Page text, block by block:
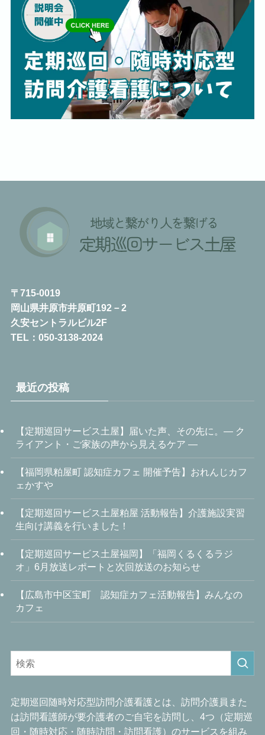
〒715-0019
岡山県井原市井原町192－2
久安セントラルビル2F
TEL：050-3138-2024
最近の投稿
【定期巡回サービス土屋】届いた声、その先に。― ク
ライアント・ご家族の声から見えるケア ―
【福岡県粕屋町 認知症カフェ 開催予告】おれんじカフ
ェかすや
【定期巡回サービス土屋粕屋 活動報告】介護施設実習
生向け講義を行いました！
【定期巡回サービス土屋福岡】「福岡くるくるラジ
オ」6月放送レポートと次回放送のお知らせ
【広島市中区宝町 認知症カフェ活動報告】みんなの
カフェ
定期巡回随時対応型訪問介護看護とは、訪問介護員また
は訪問看護師が要介護者のご自宅を訪問し、4つ（定期巡
回・随時対応・随時訪問・訪問看護）のサービスを組み